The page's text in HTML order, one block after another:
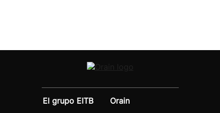
El grupo EITB
Orain